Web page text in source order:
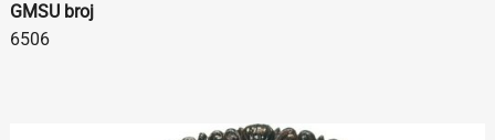
GMSU broj
6506